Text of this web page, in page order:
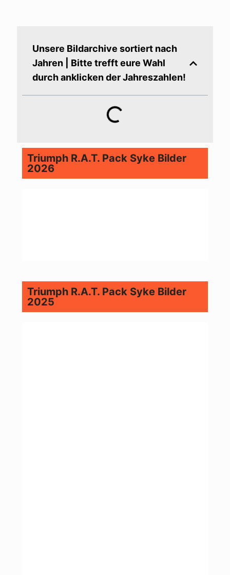
Unsere Bildarchive sortiert nach
Jahren | Bitte trefft eure Wahl
durch anklicken der Jahreszahlen!
Triumph R.A.T. Pack Syke Bilder
2026
Triumph R.A.T. Pack Syke Bilder
2025